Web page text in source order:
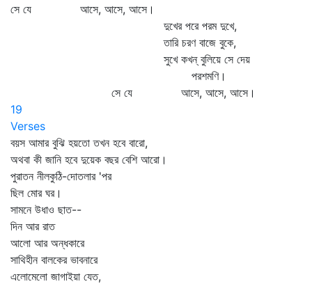
সে যে আসে, আসে, আসে।
দুখের পরে পরম দুখে,
তারি চরণ বাজে বুকে,
সুখে কখন্‌ বুলিয়ে সে দেয়
পরশমণি।
সে যে আসে, আসে, আসে।
19
Verses
বয়স আমার বুঝি হয়তো তখন হবে বারো,
অথবা কী জানি হবে দুয়েক বছর বেশি আরো।
পুরাতন নীলকুঠি-দোতলার 'পর
ছিল মোর ঘর।
সামনে উধাও ছাত--
দিন আর রাত
আলো আর অন্ধকারে
সাথিহীন বালকের ভাবনারে
এলোমেলো জাগাইয়া যেত,